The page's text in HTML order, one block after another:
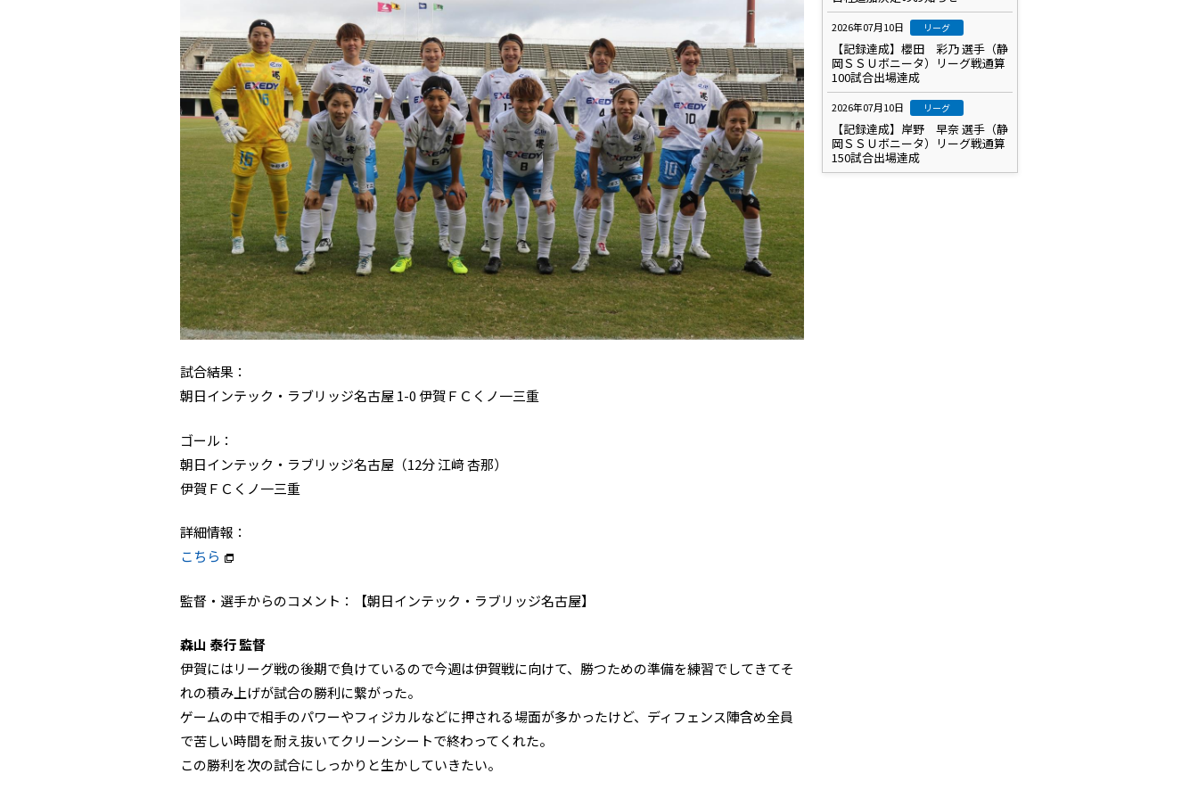
試合結果：
朝日インテック・ラブリッジ名古屋 1-0 伊賀ＦＣくノ一三重
ゴール：
朝日インテック・ラブリッジ名古屋（12分 江﨑 杏那）
伊賀ＦＣくノ一三重
詳細情報：
こちら
監督・選手からのコメント：【朝日インテック・ラブリッジ名古屋】
森山 泰行 監督
伊賀にはリーグ戦の後期で負けているので今週は伊賀戦に向けて、勝つための準備を練習でしてきてそ
れの積み上げが試合の勝利に繋がった。
ゲームの中で相手のパワーやフィジカルなどに押される場面が多かったけど、ディフェンス陣含め全員
で苦しい時間を耐え抜いてクリーンシートで終わってくれた。
この勝利を次の試合にしっかりと生かしていきたい。
2026年07月10日 リーグ
【記録達成】櫻田 彩乃 選手（静
岡ＳＳＵボニータ）リーグ戦通算
100試合出場達成
2026年07月10日 リーグ
【記録達成】岸野 早奈 選手（静
岡ＳＳＵボニータ）リーグ戦通算
150試合出場達成